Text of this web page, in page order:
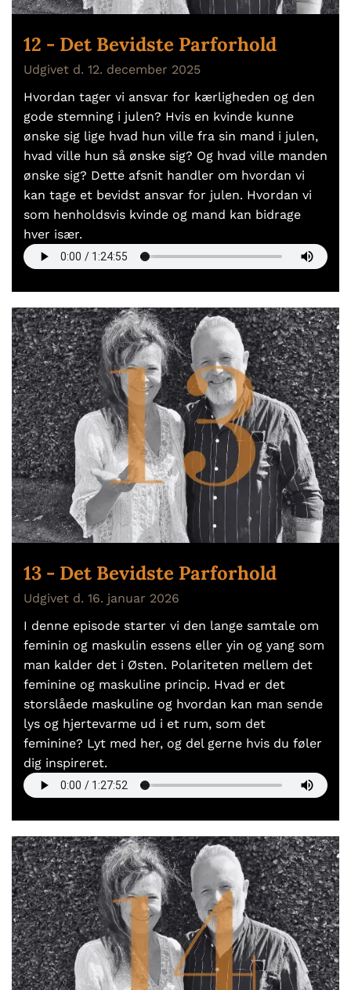
12 - Det Bevidste Parforhold
Udgivet d. 12. december 2025
Hvordan tager vi ansvar for kærligheden og den
gode stemning i julen? Hvis en kvinde kunne
ønske sig lige hvad hun ville fra sin mand i julen,
hvad ville hun så ønske sig? Og hvad ville manden
ønske sig? Dette afsnit handler om hvordan vi
kan tage et bevidst ansvar for julen. Hvordan vi
som henholdsvis kvinde og mand kan bidrage
hver især.
13 - Det Bevidste Parforhold
Udgivet d. 16. januar 2026
I denne episode starter vi den lange samtale om
feminin og maskulin essens eller yin og yang som
man kalder det i Østen. Polariteten mellem det
feminine og maskuline princip. Hvad er det
storslåede maskuline og hvordan kan man sende
lys og hjertevarme ud i et rum, som det
feminine? Lyt med her, og del gerne hvis du føler
dig inspireret.